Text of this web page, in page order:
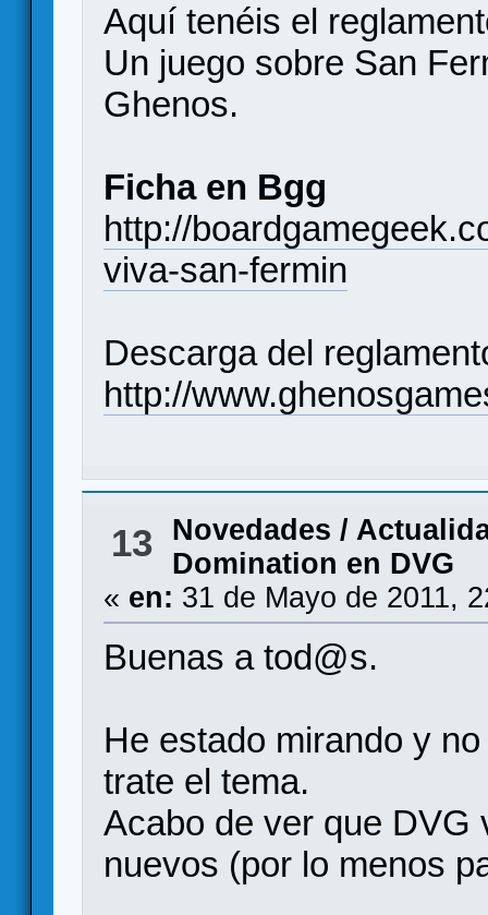
Aquí tenéis el
Un juego sobre San
Ghenos.
Ficha en Bgg
http://
viva-san-fermin
Descarga del
http://
13
Novedades /
Domination en DVG
« en: 31 de Mayo de 2011,
Buenas a tod@s.
He estado mirando y
trate el tema.
Acabo de ver que DVG
nuevos (por lo menos